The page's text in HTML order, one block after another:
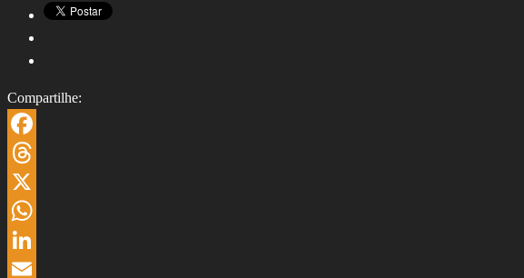
Compartilhe:
Facebook
Threads
X
WhatsApp
LinkedIn